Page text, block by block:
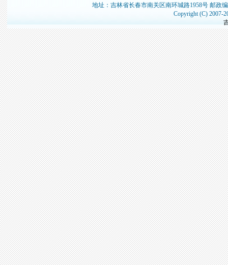
地址：吉林省长春市南关区南环城路1958号 邮政
Copyright (C) 2007-